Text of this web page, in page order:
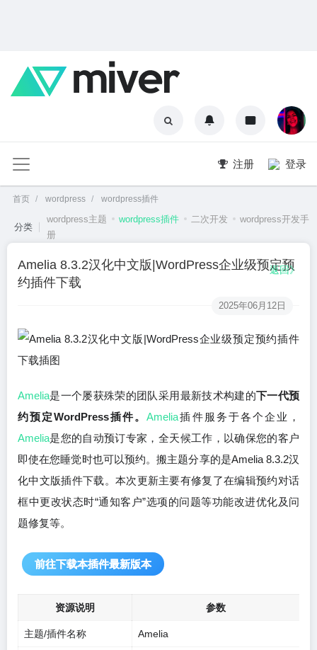
注册 登录
首页 wordpress wordpress插件
分类
wordpress主题 wordpress插件 二次开发
wordpress开发手
册
返回》
Amelia 8.3.2汉化中文版|WordPress企业级预定预
约插件下载
2025年06月12日
Amelia是一个屡获殊荣的团队采用最新技术构建的下一代预
约预定WordPress插件。Amelia插件服务于各个企业，
Amelia是您的自动预订专家，全天候工作，以确保您的客户
即使在您睡觉时也可以预约。搬主题分享的是Amelia 8.3.2汉
化中文版插件下载。本次更新主要有修复了在编辑预约对话
框中更改状态时“通知客户”选项的问题等功能改进优化及问
题修复等。
前往下载本插件最新版本
资源说明 参数
主题/插件名称 Amelia